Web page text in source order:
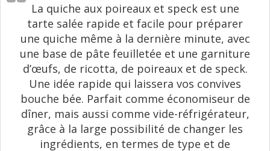
La quiche aux poireaux et speck est une
tarte salée rapide et facile pour préparer
une quiche même à la dernière minute, avec
une base de pâte feuilletée et une garniture
d’œufs, de ricotta, de poireaux et de speck.
Une idée rapide qui laissera vos convives
bouche bée. Parfait comme économiseur de
dîner, mais aussi comme vide-réfrigérateur,
grâce à la large possibilité de changer les
ingrédients, en termes de type et de